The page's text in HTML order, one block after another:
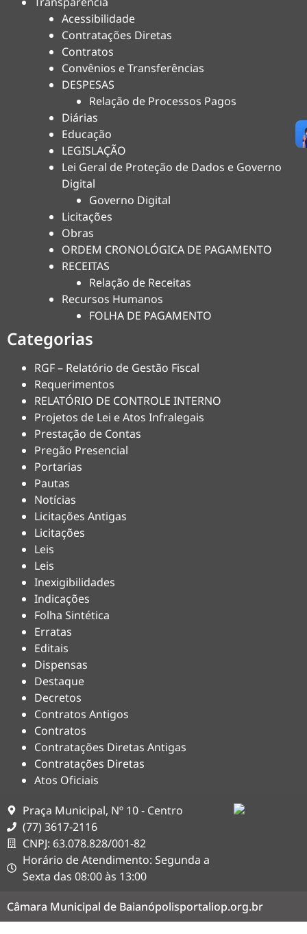
Acessibilidade
Contratações Diretas
Contratos
Convênios e Transferências
DESPESAS
Relação de Processos Pagos
Diárias
Educação
LEGISLAÇÃO
Lei Geral de Proteção de Dados e Governo
Digital
Governo Digital
Licitações
Obras
ORDEM CRONOLÓGICA DE PAGAMENTO
RECEITAS
Relação de Receitas
Recursos Humanos
FOLHA DE PAGAMENTO
Categorias
RGF – Relatório de Gestão Fiscal
Requerimentos
RELATÓRIO DE CONTROLE INTERNO
Projetos de Lei e Atos Infralegais
Prestação de Contas
Pregão Presencial
Portarias
Pautas
Notícias
Licitações Antigas
Licitações
Leis
Leis
Inexigibilidades
Indicações
Folha Sintética
Erratas
Editais
Dispensas
Destaque
Decretos
Contratos Antigos
Contratos
Contratações Diretas Antigas
Contratações Diretas
Atos Oficiais
Praça Municipal, Nº 10 - Centro
(77) 3617-2116
CNPJ: 63.078.828/001-82
Horário de Atendimento: Segunda a
Sexta das 08:00 às 13:00
Câmara Municipal de Baianópolisportaliop.org.br